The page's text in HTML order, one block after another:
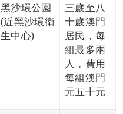
黑沙環公園
(近黑沙環衛
生中心)
三歲至八
十歲澳門
居民，每
組最多兩
人，費用
每組澳門
元五十元